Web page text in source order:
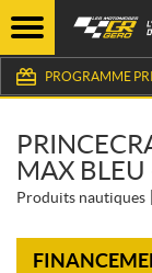
PROGRAMME
MAX
Produits nautiques